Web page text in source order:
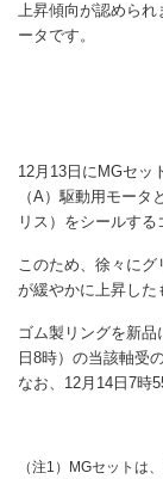
上昇傾向が認められ
ータです。
12月13日にMGセッ
（A）駆動用モー
リス）をシールする
このため、徐々に
が緩やかに上昇した
ゴム製リングを新
日8時）の当該軸受
なお、12月14日7時
（注1）MGセットは